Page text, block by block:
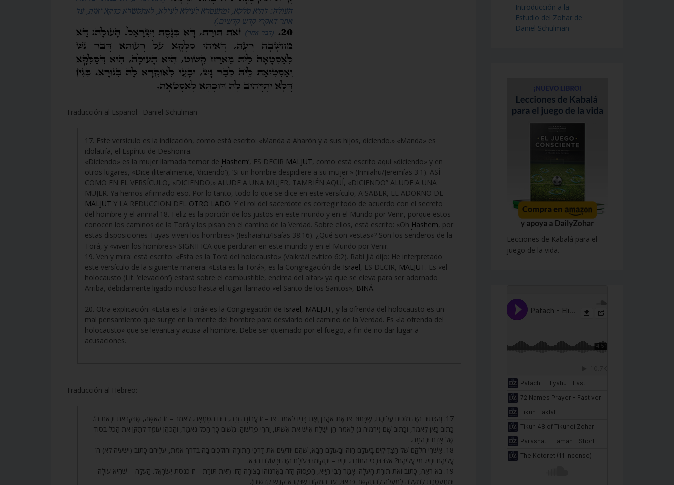
Traducción al Español: Daniel Schulman
17. Este versículo es la indicación, como está escrito: «Manda a Aharón y a sus hijos, diciendo.» «Manda» es
idolatría, el Espíritu de Deshonra.
«Diciendo» es la mujer llamada ‘temor de Hashem’, ES DECIR MALJUT, como está escrito aquí «diciendo» y en
otros lugares, «Dice (literalmente, ‘diciendo’), ‘Si un hombre despidiere a su mujer'» (Irmiahu/Jeremías 3:1). ASÍ
COMO EN EL VERSÍCULO, «DICIENDO,» ALUDE A UNA MUJER, TAMBIÉN AQUÍ, «DICIENDO” ALUDE A UNA
MUJER. Ya hemos afirmado eso. Por lo tanto, todo lo que se dice en este versículo, A SABER, EL ADORNO DE
MALJUT Y LA REDUCCION DEL OTRO LADO. Y el rol del sacerdote es corregir todo de acuerdo con el secreto
del hombre y el animal.18. Feliz es la porción de los justos en este mundo y en el Mundo por Venir, porque estos
conocen los caminos de la Torá y los pisan en el camino de la Verdad. Sobre ellos, está escrito: «Oh Hashem, por
estas disposiciones Tuyas viven los hombres» (Ieshaiahu/Isaías 38:16). ¿Qué son «estas»? Son los senderos de la
Torá, y «viven los hombres» SIGNIFICA que perduran en este mundo y en el Mundo por Venir.
19. Ven y mira: está escrito: «Esta es la Torá del holocausto» (Vaikrá/Levítico 6:2). Rabí Jiá dijo: He interpretado
este versículo de la siguiente manera: «Esta es la Torá», es la Congregación de Israel, ES DECIR, MALJUT. Es «el
holocausto (Lit. ‘elevación’) estará sobre el combustible, encima del altar» ya que se eleva para ser adornado
Arriba, debidamente ligado incluso hasta el lugar llamado «el Santo de los Santos», BINÁ.
20. Otra explicación: «Esta es la Torá» es la Congregación de Israel, MALJUT, y la ofrenda del holocausto es un
mal pensamiento que surge en la mente del hombre para desviarlo del camino de la Verdad. Es «la ofrenda del
holocausto» que se levanta y acusa al hombre. Debe ser quemado por el fuego, a fin de no dar lugar a
acusaciones.
Traducción al Hebreo:
17. וְהַכָּתוּב הַזֶּה מוֹכִיחַ עֲלֵיהֶם, שֶׁכָּתוּב צַו אֶת אַהֲרֹן וְאֶת בָּנָיו לֵאמֹר. צַו – זוֹ עֲבוֹדָה זָרָה, רוּחַ הַטֻּמְאָה. לֵאמֹר – זוֹ הָאִשָּׁה, שֶׁנִּקְרֵאת יִרְאַת ה’.
כָּתוּב כָּאן לֵאמֹר, וְכָתוּב שָׁם (ירמיה ג) לֵאמֹר הֵן יְשַׁלַּח אִישׁ אֶת אִשְׁתּוֹ, וַהֲרֵי פֵּרְשׁוּהָ. מִשּׁוּם כָּךְ הַכֹּל נֶאֱמַר, וְהַכֹּהֵן עוֹמֵד לְתַקֵּן אֶת הַכֹּל בְּסוֹד
שֶׁל אָדָם וּבְהֵמָה.
18. אַשְׁרֵי חֶלְקָם שֶׁל הַצַּדִּיקִים בָּעוֹלָם הַזֶּה וּבָעוֹלָם הַבָּא, שֶׁהֵם יוֹדְעִים אֶת דַּרְכֵי הַתּוֹרָה וְהוֹלְכִים בָּהּ בְּדֶרֶךְ אֱמֶת, עֲלֵיהֶם כָּתוּב (ישעיה לא) ה’
עֲלֵיהֶם יִחְיוּ. מִי עֲלֵיהֶם? אֵלּוּ דַּרְכֵי הַתּוֹרָה. יִחְיוּ – יִתְקַיְּמוּ בָּעוֹלָם הַזֶּה וּבָעוֹלָם הַבָּא.
19. בֹּא רְאֵה, כָּתוּב זֹאת תּוֹרַת הָעֹלָה. אָמַר רַבִּי חִיָּיא, הַפָּסוּק הַזֶּה בֵּאַרְנוּהוּ בַּצּוּרָה הַזּוֹ: (זֹאת תּוֹרַת – זוֹ כְּנֶסֶת יִשְׂרָאֵל. הָעֹלָה – שֶׁהִיא עוֹלָה
וּמִתְעַטֶּרֶת לְמַעְלָה לְמַעְלָה לְהִתְקַשֵּׁר כָּרָאוּי, עַד הַמָּקוֹם שֶׁנִּקְרָא קֹדֶשׁ קָדָשִׁים).
Introducción a la
Estudio del Zohar de
Daniel Schulman
Lecciones de Kabalá para el
juego de la vida.